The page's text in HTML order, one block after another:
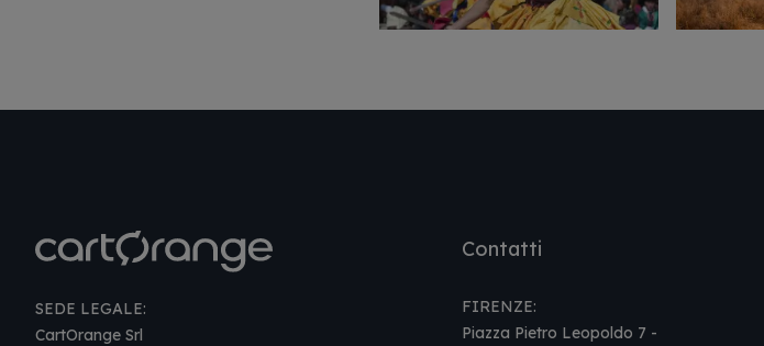
SEDE LEGALE:
CartOrange Srl
Contatti
FIRENZE:
Piazza Pietro Leopoldo 7 -